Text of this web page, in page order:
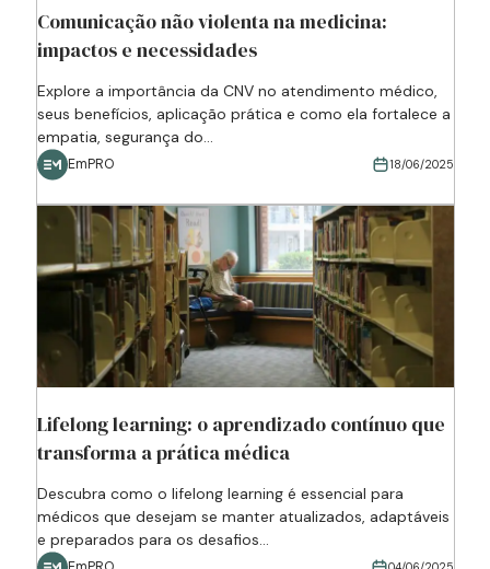
Comunicação não violenta na medicina:
impactos e necessidades
Explore a importância da CNV no atendimento médico,
seus benefícios, aplicação prática e como ela fortalece a
empatia, segurança do...
EmPRO 18/06/2025
Lifelong learning: o aprendizado contínuo que
transforma a prática médica
Descubra como o lifelong learning é essencial para
médicos que desejam se manter atualizados, adaptáveis
e preparados para os desafios...